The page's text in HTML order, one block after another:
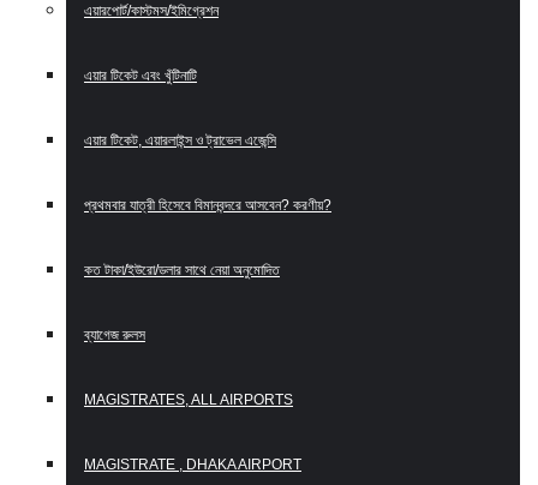
এয়ারপোর্ট/কাস্টমস/ইমিগ্রেশন
এয়ার টিকেট এবং খুঁটিনাটি
এয়ার টিকেট, এয়ারলাইন্স ও ট্রাভেল এজেন্সি
প্রথমবার যাত্রী হিসেবে বিমানবন্দরে আসবেন? করণীয়?
কত টাকা/ইউরো/ডলার সাথে নেয়া অনুমোদিত
ব্যাগেজ রুলস
MAGISTRATES, ALL AIRPORTS
MAGISTRATE , DHAKA AIRPORT